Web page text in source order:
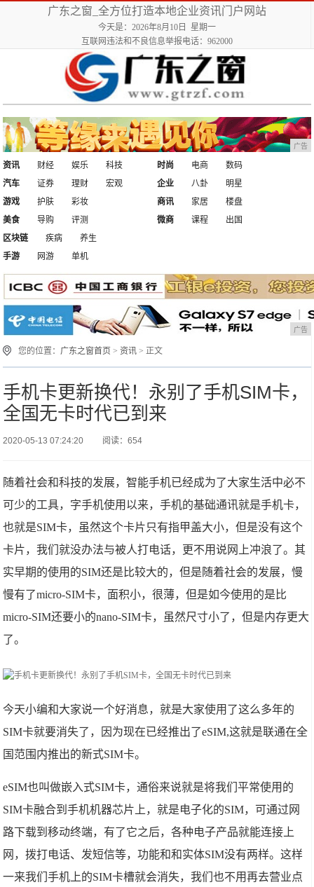
广东之窗_全方位打造本地企业资讯门户网站
今天是：2026年8月10日 星期一
互联网违法和不良信息举报电话：962000
广告
资讯 财经 娱乐
科技
汽车
证券 理财 宏观
时尚 电商
数码
企业
八卦
明星
游戏
护肤
彩妆
美食
导购 评测
商讯 家居
楼盘
微商
课程
出国
区块链
疾病
养生
手游
网游 单机
广告
您的位置： 广东之窗首页 >资讯 > 正文
手机卡更新换代！永别了手机SIM卡，
全国无卡时代已到来
2020-05-13 07:24:20 阅读：654
随着社会和科技的发展，智能手机已经成为了大家生活中必不
可少的工具，字手机使用以来，手机的基础通讯就是手机卡，
也就是SIM卡，虽然这个卡片只有指甲盖大小，但是没有这个
卡片，我们就没办法与被人打电话，更不用说网上冲浪了。其
实早期的使用的SIM还是比较大的，但是随着社会的发展，慢
慢有了micro-SIM卡，面积小，很薄，但是如今使用的是比
micro-SIM还要小的nano-SIM卡，虽然尺寸小了，但是内存更大
了。
今天小编和大家说一个好消息，就是大家使用了这么多年的
SIM卡就要消失了，因为现在已经推出了eSIM,这就是联通在全
国范围内推出的新式SIM卡。
eSIM也叫做嵌入式SIM卡，通俗来说就是将我们平常使用的
SIM卡融合到手机机器芯片上，就是电子化的SIM，可通过网
路下载到移动终端，有了它之后，各种电子产品就能连接上
网，拨打电话、发短信等，功能和和实体SIM没有两样。这样
一来我们手机上的SIM卡槽就会消失，我们也不用再去营业点